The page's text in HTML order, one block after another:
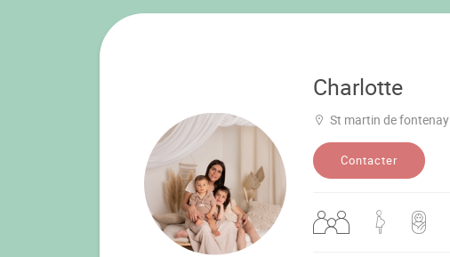
Charlotte
St martin de fontenay
Contacter